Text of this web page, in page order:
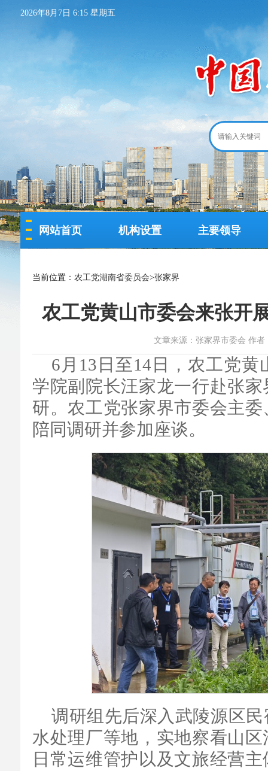
2026年8月7日 6:15 星期五
网站首页 机构设置 主要领导
当前位置： 农工党湖南省委员会>张家界
农工党黄山市委会来张开
文章来源：张家界市委会 作者
6月13日至14日，农工党
学院副院长汪家龙一行赴张
研。农工党张家界市委会主
陪同调研并参加座谈。
调研组先后深入武陵源区
水处理厂等地，实地察看山
日常运维管护以及文旅经营